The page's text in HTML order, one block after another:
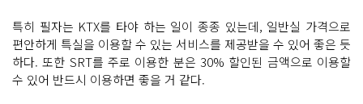
특히 필자는 KTX를 타야 하는 일이 종종 있는데, 일반실 가격으로
편안하게 특실을 이용할 수 있는 서비스를 제공받을 수 있어 좋은 듯
하다. 또한 SRT를 주로 이용한 분은 30% 할인된 금액으로 이용할
수 있어 반드시 이용하면 좋을 거 같다.